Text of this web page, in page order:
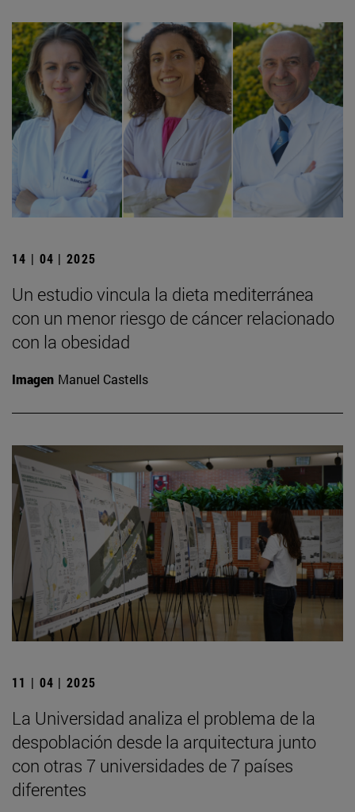
14 | 04 | 2025
Un estudio vincula la dieta mediterránea
con un menor riesgo de cáncer relacionado
con la obesidad
Imagen Manuel Castells
11 | 04 | 2025
La Universidad analiza el problema de la
despoblación desde la arquitectura junto
con otras 7 universidades de 7 países
diferentes